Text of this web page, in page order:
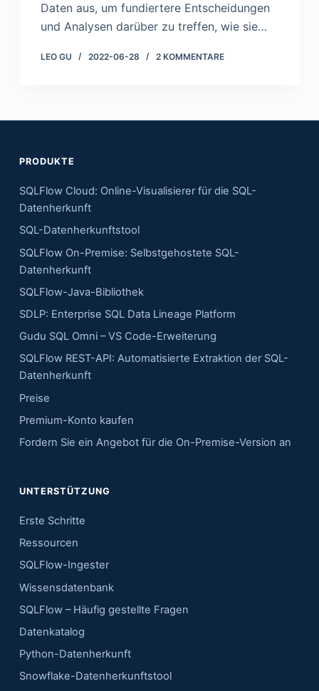
Daten aus, um fundiertere Entscheidungen
und Analysen darüber zu treffen, wie sie…
LEO GU 2022-06-28 2 KOMMENTARE
PRODUKTE
SQLFlow Cloud: Online-Visualisierer für die SQL-
Datenherkunft
SQL-Datenherkunftstool
SQLFlow On-Premise: Selbstgehostete SQL-
Datenherkunft
SQLFlow-Java-Bibliothek
SDLP: Enterprise SQL Data Lineage Platform
Gudu SQL Omni – VS Code-Erweiterung
SQLFlow REST-API: Automatisierte Extraktion der SQL-
Datenherkunft
Preise
Premium-Konto kaufen
Fordern Sie ein Angebot für die On-Premise-Version an
UNTERSTÜTZUNG
Erste Schritte
Ressourcen
SQLFlow-Ingester
Wissensdatenbank
SQLFlow – Häufig gestellte Fragen
Datenkatalog
Python-Datenherkunft
Snowflake-Datenherkunftstool